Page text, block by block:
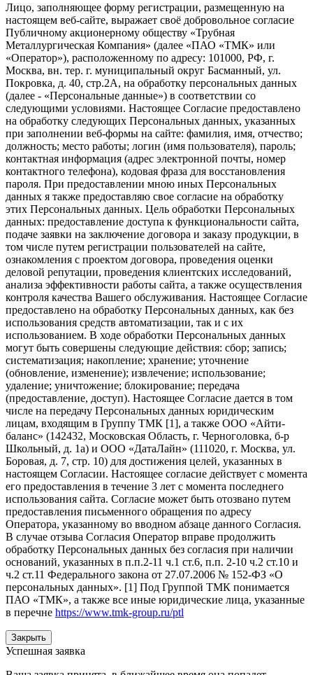
Лицо, заполняющее форму регистрации, размещенную на
настоящем веб-сайте, выражает своё добровольное согласие
Публичному акционерному обществу «Трубная
Металлургическая Компания» (далее «ПАО «ТМК» или
«Оператор»), расположенному по адресу: 101000, РФ, г.
Москва, вн. тер. г. муниципальный округ Басманный, ул.
Покровка, д. 40, стр.2А, на обработку персональных данных
(далее - «Персональные данные») в соответствии со
следующими условиями. Настоящее Согласие предоставлено
на обработку следующих Персональных данных, указанных
при заполнении веб-формы на сайте: фамилия, имя, отчество;
должность; место работы; логин (имя пользователя), пароль;
контактная информация (адрес электронной почты, номер
контактного телефона), кодовая фраза для восстановления
пароля. При предоставлении мною иных Персональных
данных я также предоставляю свое согласие на обработку
этих Персональных данных. Цель обработки Персональных
данных: предоставление доступа к функциональности сайта,
подаче заявки на заключение договора и заказу продукции, в
том числе путем регистрации пользователей на сайте,
ознакомления с проектом договора, проведения оценки
деловой репутации, проведения клиентских исследований,
анализа эффективности работы сайта, а также осуществления
контроля качества Вашего обслуживания. Настоящее Согласие
предоставлено на обработку Персональных данных, как без
использования средств автоматизации, так и с их
использованием. В ходе обработки Персональных данных
могут быть совершены следующие действия: сбор; запись;
систематизация; накопление; хранение; уточнение
(обновление, изменение); извлечение; использование;
удаление; уничтожение; блокирование; передача
(предоставление, доступ). Настоящее Согласие дается в том
числе на передачу Персональных данных юридическим
лицам, входящим в Группу ТМК [1], а также ООО «Айти-
баланс» (142432, Московская Область, г. Черноголовка, б-р
Школьный, д. 1а) и ООО «ДатаЛайн» (111020, г. Москва, ул.
Боровая, д. 7, стр. 10) для достижения целей, указанных в
настоящем Согласии. Настоящее согласие действует с момента
его предоставления в течение 3 лет с момента последнего
использования сайта. Согласие может быть отозвано путем
предоставления письменного обращения по адресу
Оператора, указанному во вводном абзаце данного Согласия.
В случае отзыва Согласия Оператор вправе продолжить
обработку Персональных данных без согласия при наличии
оснований, указанных в п.п.2-11 ч.1 ст.6, п.п. 2-10 ч.2 ст.10 и
ч.2 ст.11 Федерального закона от 27.07.2006 № 152-ФЗ «О
персональных данных». [1] Под Группой ТМК понимается
ПАО «ТМК», а также все иные юридические лица, указанные
в перечне https://www.tmk-group.ru/ptl
Закрыть
Успешная заявка